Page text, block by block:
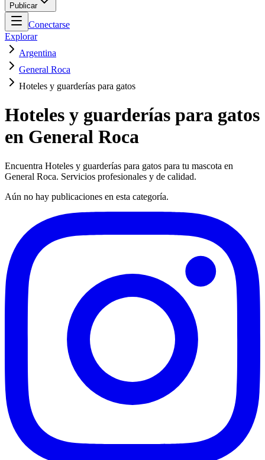
Publicar
Conectarse
Explorar
Argentina
General Roca
Hoteles y guarderías para gatos
Hoteles y guarderías para gatos
en General Roca
Encuentra Hoteles y guarderías para gatos para tu mascota en
General Roca. Servicios profesionales y de calidad.
Aún no hay publicaciones en esta categoría.